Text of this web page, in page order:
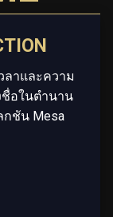
ลาและความ
ชื่อในตำนาน
กชัน Mesa